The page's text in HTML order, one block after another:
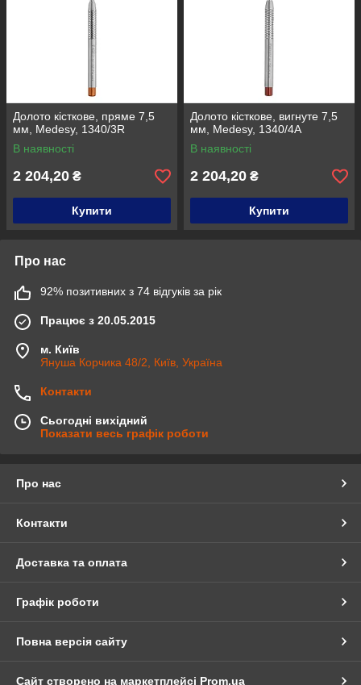
Долото кісткове, пряме 7,5
мм, Medesy, 1340/3R
В наявності
2 204,20 ₴
Купити
Долото кісткове, вигнуте 7,5
мм, Medesy, 1340/4A
В наявності
2 204,20 ₴
Купити
Про нас
92% позитивних з 74 відгуків за рік
Працює з 20.05.2015
м. Київ
Януша Корчика 48/2, Київ, Україна
Контакти
Сьогодні вихідний
Показати весь графік роботи
Про нас
Контакти
Доставка та оплата
Графік роботи
Повна версія сайту
Сайт створено на маркетплейсі Prom.ua